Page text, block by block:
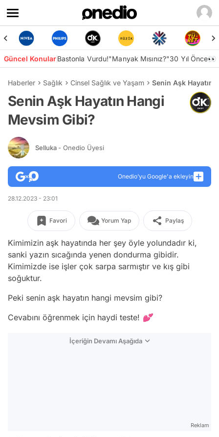
Güncel KonularBastonla Vurdu!"Manyak Mısınız?"30 Yıl Önce👀
Haberler Sağlık Cinsel Sağlık ve Yaşam Senin Aşk Hayatın
Senin Aşk Hayatın Hangi
Mevsim Gibi?
Selluka - Onedio Üyesi
Onedio’yu Google'a ekleyin
28.12.2023 - 23:01
Favori Yorum Yap Paylaş
Kimimizin aşk hayatında her şey öyle yolundadır ki,
sanki yazın sıcağında yenen dondurma gibidir.
Kimimizde ise işler çok sarpa sarmıştır ve kış gibi
soğuktur.
Peki senin aşk hayatın hangi mevsim gibi?
Cevabını öğrenmek için haydi teste! 💕
İçeriğin Devamı Aşağıda
Reklam